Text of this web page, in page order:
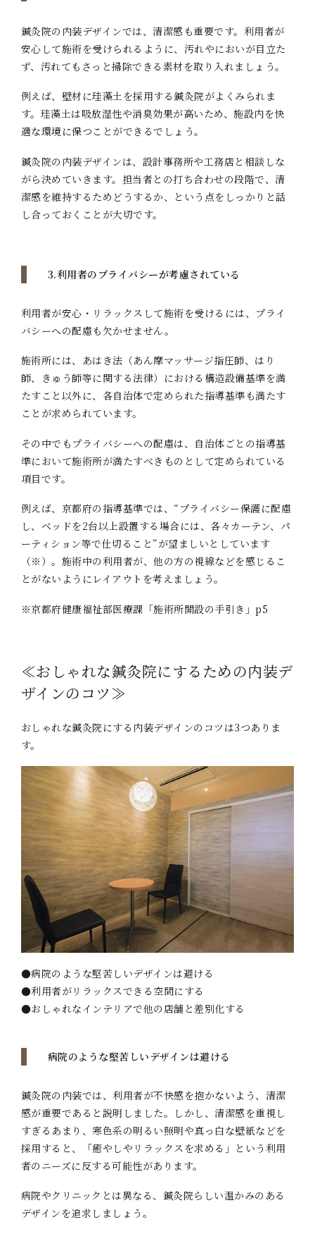
鍼灸院の内装デザインでは、清潔感も重要です。利用者が
安心して施術を受けられるように、汚れやにおいが目立た
ず、汚れてもさっと掃除できる素材を取り入れましょう。
例えば、壁材に珪藻土を採用する鍼灸院がよくみられま
す。珪藻土は吸放湿性や消臭効果が高いため、施設内を快
適な環境に保つことができるでしょう。
鍼灸院の内装デザインは、設計事務所や工務店と相談しな
がら決めていきます。担当者との打ち合わせの段階で、清
潔感を維持するためどうするか、という点をしっかりと話
し合っておくことが大切です。
3.利用者のプライバシーが考慮されている
利用者が安心・リラックスして施術を受けるには、プライ
バシーへの配慮も欠かせません。
施術所には、あはき法（あん摩マッサージ指圧師、はり
師、きゅう師等に関する法律）における構造設備基準を満
たすこと以外に、各自治体で定められた指導基準も満たす
ことが求められています。
その中でもプライバシーへの配慮は、自治体ごとの指導基
準において施術所が満たすべきものとして定められている
項目です。
例えば、京都府の指導基準では、“プライバシー保護に配慮
し、ベッドを2台以上設置する場合には、各々カーテン、パ
ーティション等で仕切ること”が望ましいとしています
（※）。施術中の利用者が、他の方の視線などを感じるこ
とがないようにレイアウトを考えましょう。
※京都府健康福祉部医療課「施術所開設の手引き」p5
≪おしゃれな鍼灸院にするための内装デ
ザインのコツ≫
おしゃれな鍼灸院にする内装デザインのコツは3つありま
す。
●病院のような堅苦しいデザインは避ける
●利用者がリラックスできる空間にする
●おしゃれなインテリアで他の店舗と差別化する
病院のような堅苦しいデザインは避ける
鍼灸院の内装では、利用者が不快感を抱かないよう、清潔
感が重要であると説明しました。しかし、清潔感を重視し
すぎるあまり、寒色系の明るい照明や真っ白な壁紙などを
採用すると、「癒やしやリラックスを求める」という利用
者のニーズに反する可能性があります。
病院やクリニックとは異なる、鍼灸院らしい温かみのある
デザインを追求しましょう。